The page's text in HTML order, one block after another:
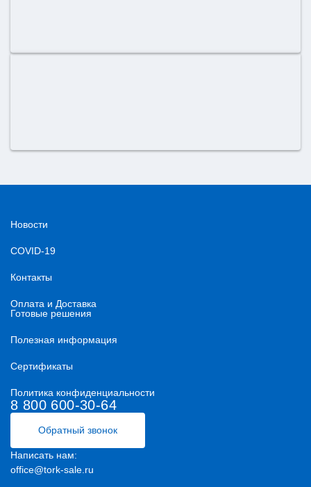
Новости
COVID-19
Контакты
Оплата и Доставка
Готовые решения
Полезная информация
Сертификаты
Политика конфиденциальности
8 800 600-30-64
Обратный звонок
Написать нам:
office@tork-sale.ru